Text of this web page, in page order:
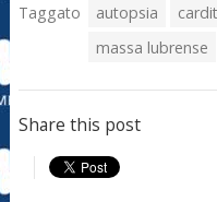
Taggato autopsia
massa lubrense
Share this post